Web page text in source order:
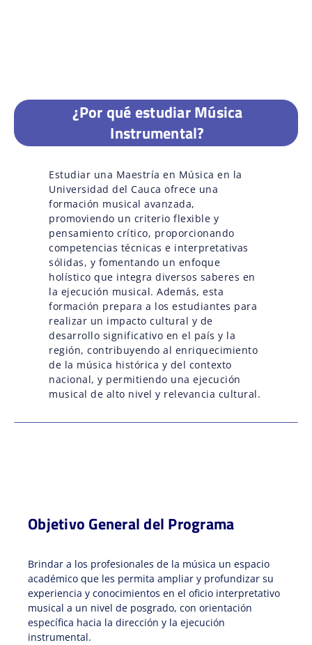
¿Por qué estudiar Música
Instrumental?
Estudiar una Maestría en Música en la
Universidad del Cauca ofrece una
formación musical avanzada,
promoviendo un criterio flexible y
pensamiento crítico, proporcionando
competencias técnicas e interpretativas
sólidas, y fomentando un enfoque
holístico que integra diversos saberes en
la ejecución musical. Además, esta
formación prepara a los estudiantes para
realizar un impacto cultural y de
desarrollo significativo en el país y la
región, contribuyendo al enriquecimiento
de la música histórica y del contexto
nacional, y permitiendo una ejecución
musical de alto nivel y relevancia cultural.
Objetivo General del Programa
Brindar a los profesionales de la música un espacio
académico que les permita ampliar y profundizar su
experiencia y conocimientos en el oficio interpretativo
musical a un nivel de posgrado, con orientación
específica hacia la dirección y la ejecución
instrumental.